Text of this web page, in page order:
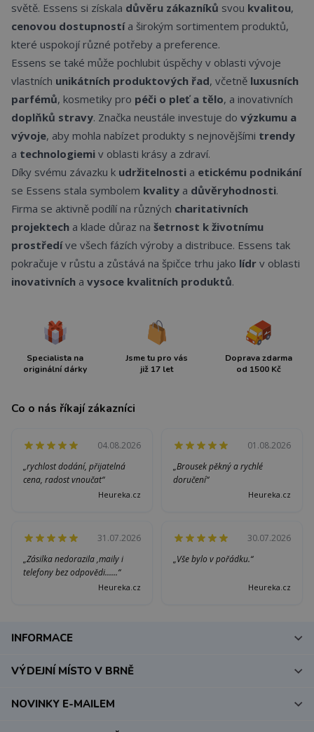
světě. Essens si získala důvěru zákazníků svou kvalitou,
cenovou dostupnostía širokým sortimentem produktů,
které uspokojí různé potřeby a preference.
Essens se také může pochlubit úspěchy v oblasti vývoje
vlastních unikátních produktových řad, včetně luxusních
parfémů, kosmetiky pro péči o pleť a tělo, a inovativních
doplňků stravy. Značka neustále investuje do výzkumu a
vývoje, aby mohla nabízet produkty s nejnovějšími trendy
a technologiemi v oblasti krásy a zdraví.
Díky svému závazku k udržitelnosti a etickému podnikání
se Essens stala symbolem kvality a důvěryhodnosti.
Firma se aktivně podílí na různých charitativních
projektech a klade důraz na šetrnost k životnímu
prostředíve všech fázích výroby a distribuce. Essens tak
pokračuje v růstu a zůstává na špičce trhu jako lídr v oblasti
inovativních a vysoce kvalitních produktů.
Specialista na
originální dárky
Jsme tu pro vás
již 17 let
Doprava zdarma
od 1500 Kč
Co o nás říkají zákazníci
04.08.2026
„rychlost dodání, přijatelná
cena, radost vnoučat“
Heureka.cz
01.08.2026
„Brousek pěkný a rychlé
doručení“
Heureka.cz
31.07.2026
„Zásilka nedorazila ,maily i
telefony bez odpovědi......“
Heureka.cz
30.07.2026
„Vše bylo v pořádku.“
Heureka.cz
INFORMACE
VÝDEJNÍ MÍSTO V BRNĚ
NOVINKY E-MAILEM